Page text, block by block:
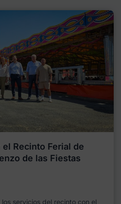
Recinto Ferial de
de las Fiestas
servicios del recinto con el